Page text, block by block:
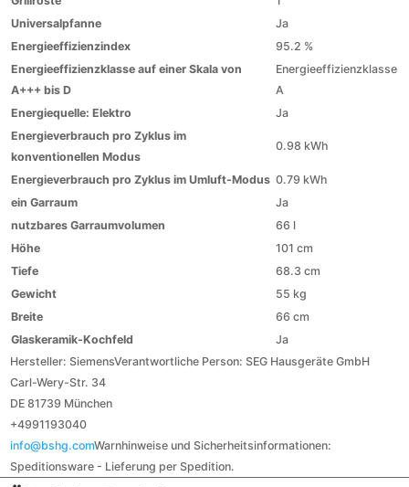
Universalpfanne
Ja
Energieeffizienzindex
95.2 %
Energieeffizienzklasse auf einer Skala von
A+++ bis D
Energieeffizienzklasse
A
Energiequelle: Elektro
Ja
Energieverbrauch pro Zyklus im
konventionellen Modus
0.98 kWh
Energieverbrauch pro Zyklus im Umluft-Modus 0.79 kWh
ein Garraum
Ja
nutzbares Garraumvolumen
66 l
Höhe
101 cm
Tiefe
68.3 cm
Gewicht
55 kg
Breite
66 cm
Glaskeramik-Kochfeld
Ja
Hersteller: SiemensVerantwortliche Person: SEG Hausgeräte GmbH
Carl-Wery-Str. 34
DE 81739 München
+4991193040
info@bshg.comWarnhinweise und Sicherheitsinformationen:
Speditionsware - Lieferung per Spedition.